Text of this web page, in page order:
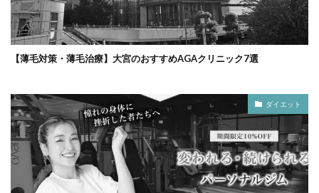
【薄毛対策・薄毛治療】大宮のおすすめAGAクリニック7選
ダイエット